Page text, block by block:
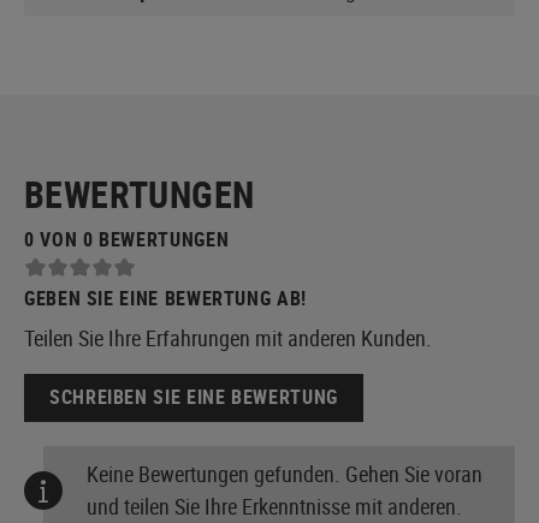
BEWERTUNGEN
0 VON 0 BEWERTUNGEN
GEBEN SIE EINE BEWERTUNG AB!
Teilen Sie Ihre Erfahrungen mit anderen Kunden.
SCHREIBEN SIE EINE BEWERTUNG
Keine Bewertungen gefunden. Gehen Sie voran
und teilen Sie Ihre Erkenntnisse mit anderen.